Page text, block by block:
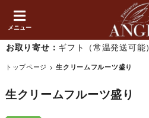
メニュー
お取り寄せ： ギフト（常温発送可能）
トップページ >生クリームフルーツ盛り
生クリームフルーツ盛り